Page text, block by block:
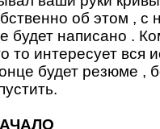
об этом , с
будет написано .
то интересует
будет резюме ,